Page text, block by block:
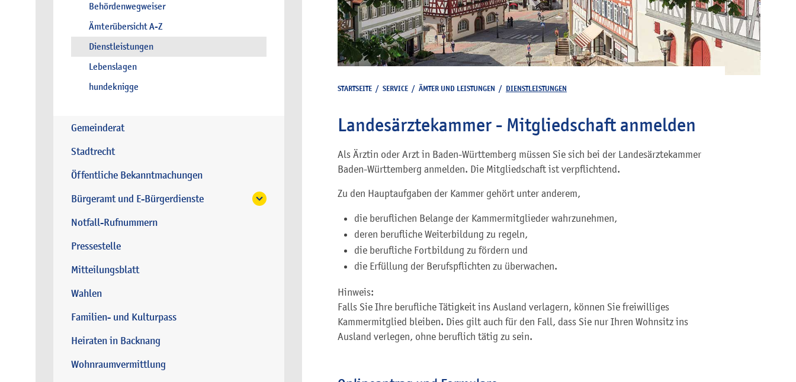
Behördenwegweiser
Ämterübersicht A-Z
Dienstleistungen
Lebenslagen
hundeknigge
Gemeinderat
Stadtrecht
Öffentliche Bekanntmachungen
Bürgeramt und E-Bürgerdienste
Notfall-Rufnummern
Pressestelle
Mitteilungsblatt
Wahlen
Familien- und Kulturpass
Heiraten in Backnang
Wohnraumvermittlung
STARTSEITE / SERVICE / ÄMTER UND LEISTUNGEN / DIENSTLEISTUNGEN
Landesärztekammer - Mitgliedschaft anmelden
Als Ärztin oder Arzt in Baden-Württemberg müssen Sie sich bei der Landesärztekammer
Baden-Württemberg anmelden. Die Mitgliedschaft ist verpflichtend.
Zu den Hauptaufgaben der Kammer gehört unter anderem,
die beruflichen Belange der Kammermitglieder wahrzunehmen,
deren berufliche Weiterbildung zu regeln,
die berufliche Fortbildung zu fördern und
die Erfüllung der Berufspflichten zu überwachen.
Hinweis:
Falls Sie Ihre berufliche Tätigkeit ins Ausland verlagern, können Sie freiwilliges
Kammermitglied bleiben. Dies gilt auch für den Fall, dass Sie nur Ihren Wohnsitz ins
Ausland verlegen, ohne beruflich tätig zu sein.